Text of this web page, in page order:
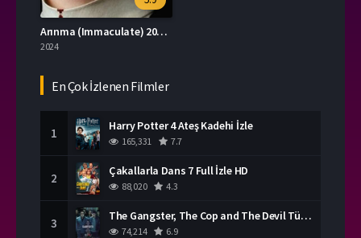
Arınma (Immaculate) 2024 İzle
2024
En Çok İzlenen Filmler
1 Harry Potter 4 Ateş Kadehi İzle
165,331 7.7
2 Çakallarla Dans 7 Full İzle HD
88,020 4.3
3 The Gangster, The Cop and The Devil Türkçe Dublaj İzle
74,214 6.9